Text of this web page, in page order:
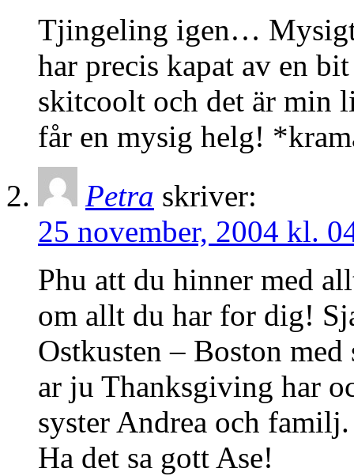
Tjingeling igen… Mysigt
har precis kapat av en
skitcoolt och det är min
får en mysig helg!
Petra skriver:
25 november, 2004 kl.
Phu att du hinner med
om allt du har for dig!
Ostkusten – Boston
ar ju Thanksgiving har
syster Andrea och
Ha det sa gott Ase!